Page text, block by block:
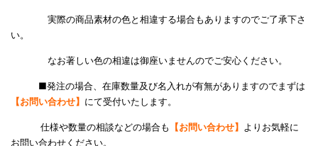
実際の商品素材の色と相違する場合もありますのでご了承下さ
い。
なお著しい色の相違は御座いませんのでご安心ください。
■発注の場合、在庫数量及び名入れが有無がありますのでまずは
【お問い合わせ】 にて受付いたします。
仕様や数量の相談などの場合も 【お問い合わせ】
よりお気軽に
お問い合わせください。